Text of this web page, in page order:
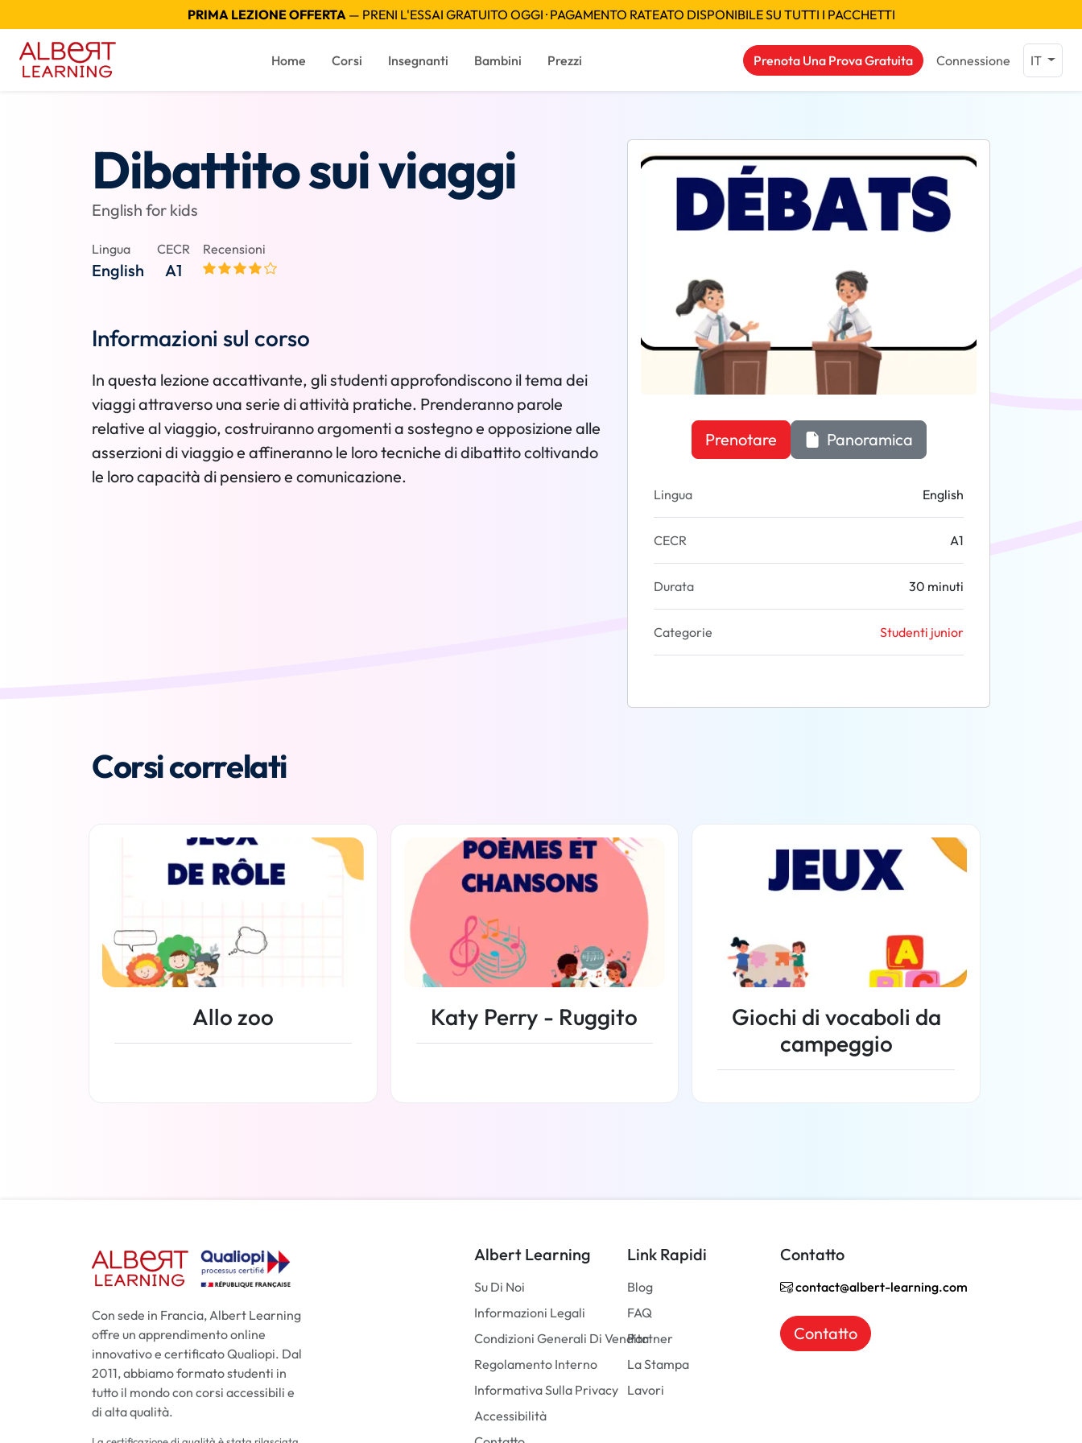
PRIMA LEZIONE OFFERTA— PRENI L'ESSAI GRATUITO OGGI · PAGAMENTO RATEATO DISPONIBILE SU TUTTI I PACCHETTI
Home Corsi Insegnanti Bambini Prezzi Prenota Una Prova Gratuita Connessione IT
Dibattito sui viaggi
English for kids
Lingua
English
CECR
A1
Recensioni
Informazioni sul corso
In questa lezione accattivante, gli studenti approfondiscono il tema dei
viaggi attraverso una serie di attività pratiche. Prenderanno parole
relative al viaggio, costruiranno argomenti a sostegno e opposizione alle
asserzioni di viaggio e affineranno le loro tecniche di dibattito coltivando
le loro capacità di pensiero e comunicazione.
Prenotare Panoramica
Lingua English
CECR A1
Durata 30 minuti
Categorie Studenti junior
Corsi correlati
Allo zoo Katy Perry - Ruggito
Giochi di vocaboli da
campeggio
Con sede in Francia, Albert Learning
offre un apprendimento online
innovativo e certificato Qualiopi. Dal
2011, abbiamo formato studenti in
tutto il mondo con corsi accessibili e
di alta qualità.
Albert Learning
Su Di Noi
Informazioni Legali
Condizioni Generali Di Vendita
Regolamento Interno
Informativa Sulla Privacy
Accessibilità
Link Rapidi
Blog
FAQ
Partner
La Stampa
Lavori
Contatto
contact@albert-learning.com
Contatto